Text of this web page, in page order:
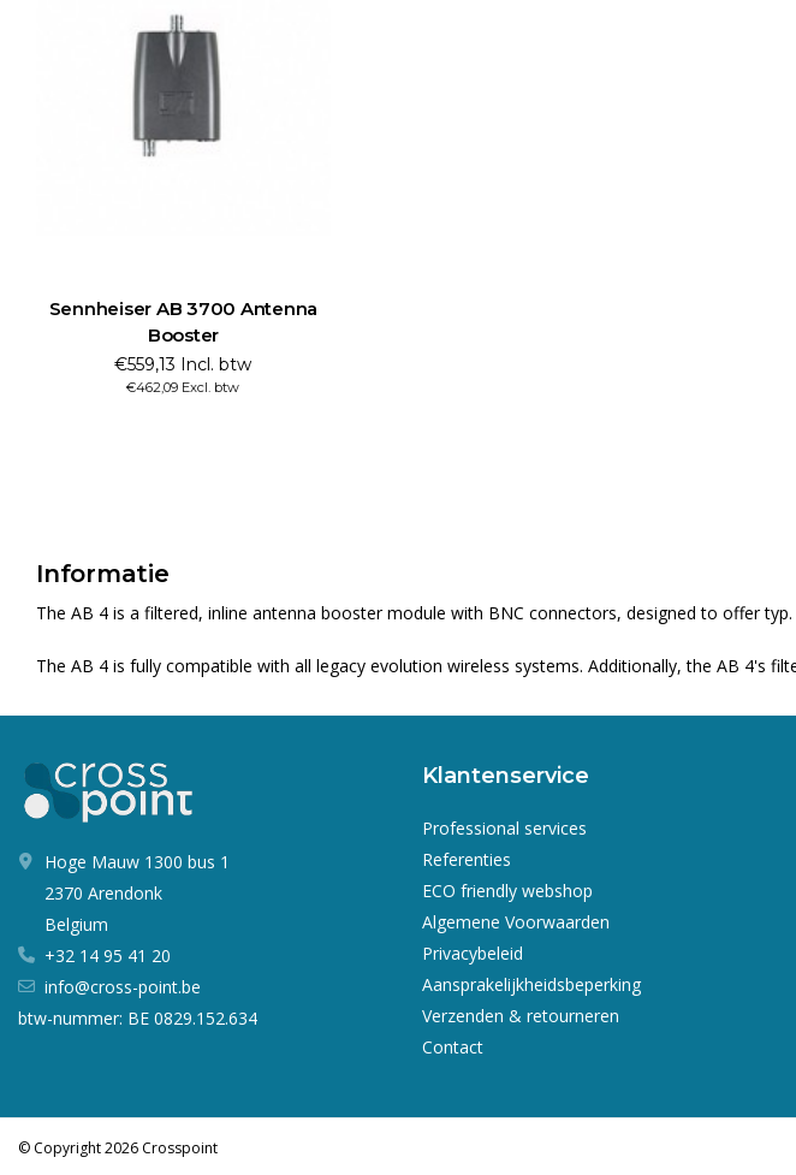
Sennheiser AB 3700 Antenna
Booster
€559,13 Incl. btw
€462,09 Excl. btw
Informatie
The AB 4 is a filtered, inline antenna booster module with BNC connectors, designed to offer
The AB 4 is fully compatible with all legacy evolution wireless systems. Additionally, the AB 4's
Hoge Mauw 1300 bus 1
2370 Arendonk
Belgium
+32 14 95 41 20
info@cross-point.be
btw-nummer: BE 0829.152.634
Klantenservice
Professional services
Referenties
ECO friendly webshop
Algemene Voorwaarden
Privacybeleid
Aansprakelijkheidsbeperking
Verzenden & retourneren
Contact
© Copyright 2026 Crosspoint